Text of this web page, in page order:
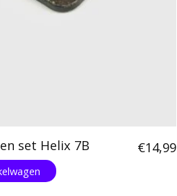
set Helix 7B €14,99